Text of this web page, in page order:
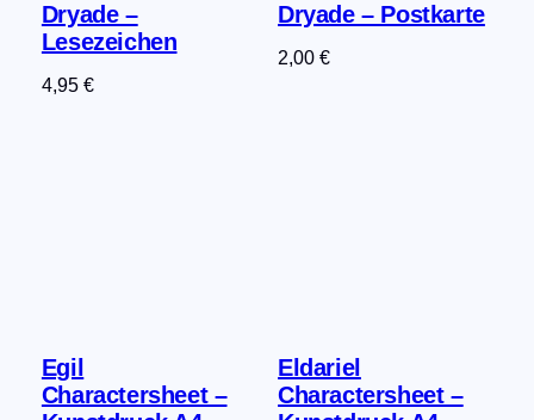
Dryade –
Lesezeichen
4,95 €
Dryade – Postkarte
2,00€
Egil
Charactersheet –
Eldariel
Charactersheet –